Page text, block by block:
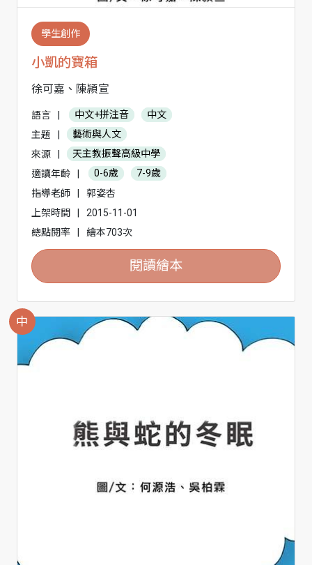
學生創作
小凱的寶箱
徐可嘉、陳頴宣
語言 | 中文+拼注音
中文
主題
|
藝術與人文
來源
|
天主教振聲高級中學
適讀年齡
| 0-6歲
7-9歲
指導老師
|
郭姿杏
上架時間
|
2015-11-01
總點閱率
| 繪本703次
閱讀繪本
中